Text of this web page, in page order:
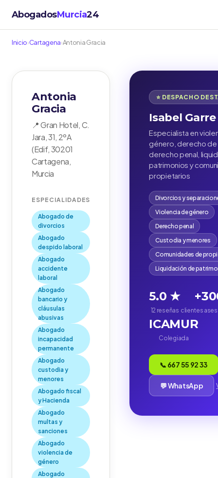
AbogadosMurcia24
Inicio›Cartagena›Antonia Gracia
Antonia
Gracia
📍 Gran Hotel, C.
Jara, 31, 2ºA
(Edif, 30201
Cartagena,
Murcia
ESPECIALIDADES
Abogado de
divorcios
Abogado
despido laboral
Abogado
accidente
laboral
Abogado
bancario y
cláusulas
abusivas
Abogado
incapacidad
permanente
Abogado
custodia y
menores
Abogado fiscal
y Hacienda
Abogado
multas y
sanciones
Abogado
violencia de
género
Abogado
⭐ DESPACHO
Isabel Garre
Especialista en
género, derecho de
derecho penal,
patrimonios y
propietarios
Divorcios y
Violencia de género
Derecho penal
Custodia y menores
Comunidades de
Liquidación de
5.0 ★
12 reseñas clientes
ICAMUR
Colegiada
📞 667 55 92 33
💬 WhatsApp